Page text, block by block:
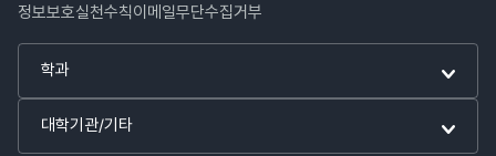
정보보호실천수칙이메일무단수집거부
학과
대학기관/기타